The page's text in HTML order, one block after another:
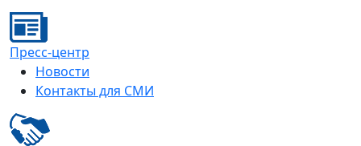
Пресс-центр
Новости
Контакты для СМИ